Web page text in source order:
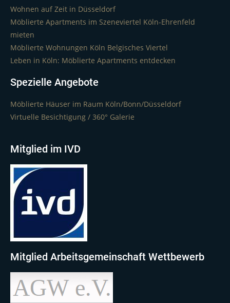
Wohnen auf Zeit in Düsseldorf
Möblierte Apartments im Szeneviertel Köln-Ehrenfeld
mieten
Möblierte Wohnungen Köln Belgisches Viertel
Leben in Köln: Möblierte Apartments entdecken
Spezielle Angebote
Möblierte Häuser im Raum Köln/Bonn/Düsseldorf
Virtuelle Besichtigung / 360° Galerie
Mitglied im IVD
Mitglied Arbeitsgemeinschaft Wettbewerb